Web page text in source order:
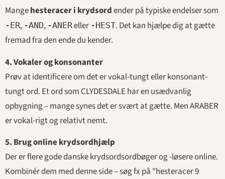
Mangehesteracer i krydsordender på typiske endelser som
-ER, -AND, -ANEReller -HEST. Det kan hjælpe dig at gætte
fremad fra den ende du kender.
4. Vokaler og konsonanter
Prøv at identificere om det er vokal-tungt eller konsonant-
tungt ord. Et ord som CLYDESDALE har en usædvanlig
opbygning – mange synes det er svært at gætte. Men ARABER
er vokal-rigt og relativt nemt.
5. Brug online krydsordhjælp
Der er flere gode danske krydsordsordbøger og -løsere online.
Kombinér dem med denne side – søg fx på "hesteracer 9